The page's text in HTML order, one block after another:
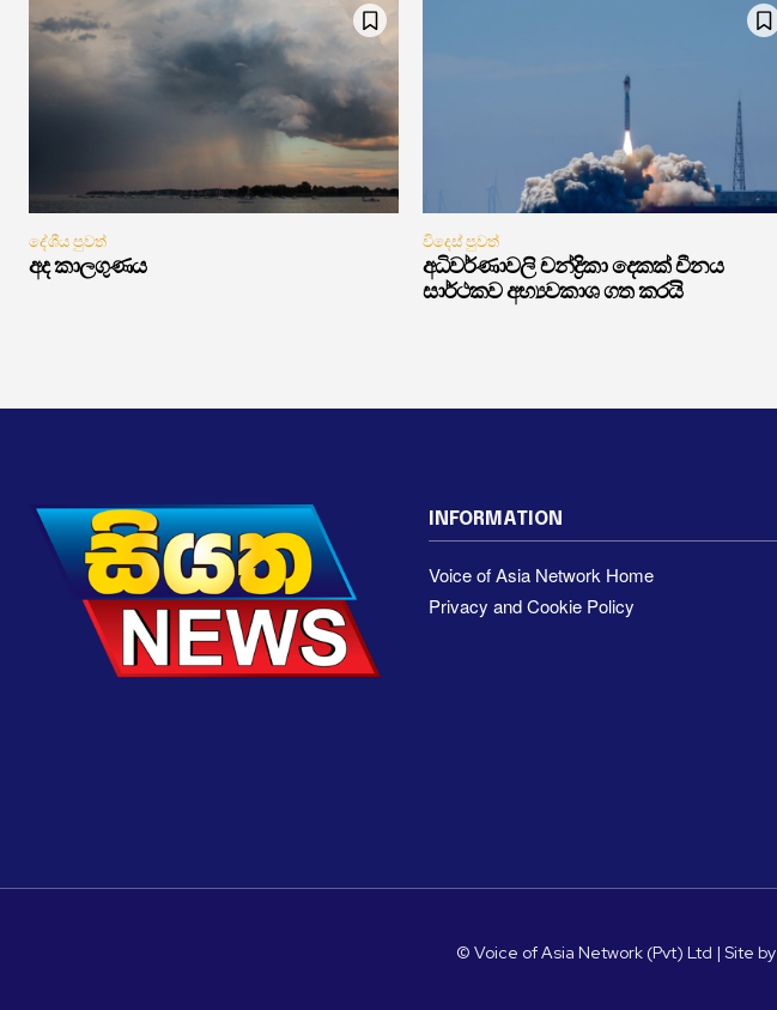
දේශීය පුවත්
අද කාලගුණය
විදෙස් පුවත්
අධිවර්ණාවලි චන්ද්‍රිකා දෙකක් චීනය
සාර්ථකව අභ්‍යවකාශ ගත කරයි
INFORMATION
Voice of Asia Network Home
Privacy and Cookie Policy
© Voice of Asia Network (Pvt) Ltd | Site by